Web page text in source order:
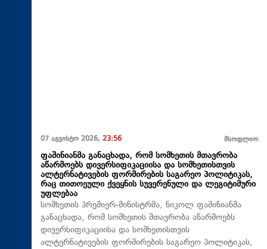
07 აგვისტო 2026, 23:56 მსოფლიო
ფაშინიანმა განაცხადა, რომ სომხეთის მთავრობა
აწარმოებს დივერსიფიკაციისა და სომხეთისთვის
ალტერნატივების ფორმირების საგარეო პოლიტიკას,
რაც თითოეული ქვეყნის სუვერენული და ლეგიტიმური
უფლებაა
სომხეთის პრემიერ-მინისტრმა, ნიკოლ ფაშინიანმა
განაცხადა, რომ სომხეთის მთავრობა აწარმოებს
დივერსიფიკაციისა და სომხეთისთვის
ალტერნატივების ფორმირების საგარეო პოლიტიკას,